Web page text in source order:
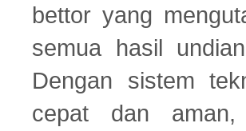
bettor yang
semua hasil
Dengan sistem
cepat dan aman,